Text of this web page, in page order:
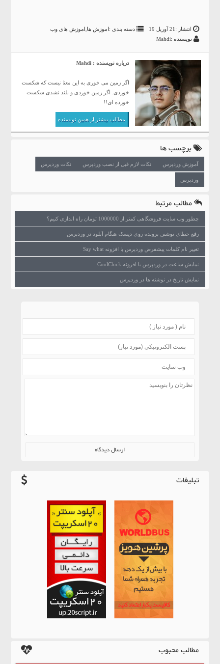
انتشار :21 آوریل 19 دسته بندی :اموزش ها اموزش های وب
نویسنده :Mahdi
درباره نویسنده : Mahdi
اگر زمین می خوری به این معنا نیست که شکست
خوردی. اگر زمین خوردی و بلند نشدی شکست
خورده ای!!
مطالب بیشتر از همین نویسنده
برچسب ها
آموزش وردپرس نکات لازم قبل از نصب وردپرس نکات وردپرس
وردپرس
مطالب مرتبط
چطور وب سایت فروشگاهی کمتر از 1000000 تومان راه اندازی کنیم؟
رفع خطای نوشتن پرونده روی دیسک هنگام آپلود در وردپرس
تغییر نام کلمات پیشفرض وردپرس با افزونه Say what
نمایش ساعت در وردپرس با افزونه CoolClock
نمایش تاریخ در نوشته ها در وردپرس
تبلیغات
مطالب محبوب